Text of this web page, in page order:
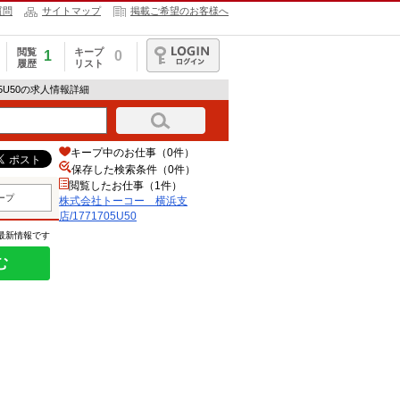
問 サイトマップ 掲載ご希望のお客様へ
閲覧
履歴
1
キープ
リスト
0
ログイン
の求人情報詳細
プ
新情報です
キープ中のお仕事（0件）
保存した検索条件（0件）
閲覧したお仕事（1件）
株式会社トーコー 横浜支
店/1771705U50